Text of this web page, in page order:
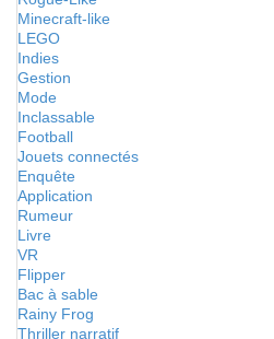
Minecraft-like
LEGO
Indies
Gestion
Mode
Inclassable
Football
Jouets connectés
Enquête
Application
Rumeur
Livre
VR
Flipper
Bac à sable
Rainy Frog
Thriller narratif